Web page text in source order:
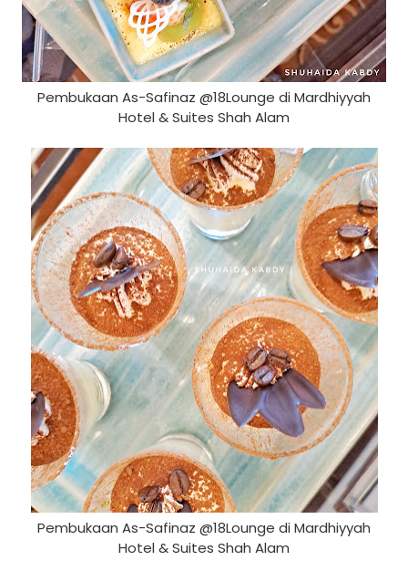
Pembukaan As-Safinaz @18Lounge di Mardhiyyah
Hotel & Suites Shah Alam
Pembukaan As-Safinaz @18Lounge di Mardhiyyah
Hotel & Suites Shah Alam